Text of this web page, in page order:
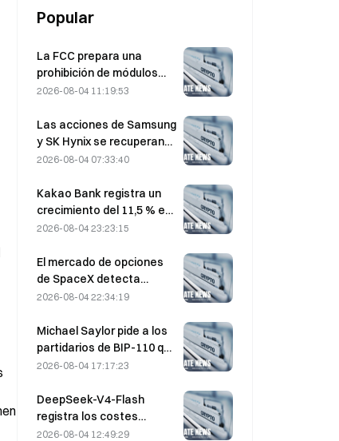
Popular
La FCC prepara una
prohibición de módulos
ópticos chinos para
se enfrenta a un impacto
del 27% en su cuota de
mercado
2026-08-04 11:19:53
Las acciones de Samsung
y SK Hynix se recuperan
de pérdidas del 5 % por las
2026-08-04 07:33:40
Kakao Bank registra un
crecimiento del 11,5 % en
el beneficio neto del
beneficio del primer
semestre alcanza un
máximo histórico
2026-08-04 23:23:15
El mercado de opciones
de SpaceX detecta
misteriosas posiciones
ejercicio de $330 $20M
antes del vencimiento del
viernes
2026-08-04 22:34:19
Michael Saylor pide a los
partidarios de BIP-110 que
«retiren su apoyo»
los mineros se estanca
en el 2,70 %
2026-08-04 17:17:23
DeepSeek-V4-Flash
registra los costes
operativos más bajos
2026-08-04 12:49:29